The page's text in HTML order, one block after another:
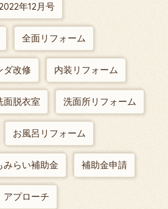
年12月号
全面リフォーム
ダ改修 内装リフォーム
面脱衣室 洗面所リフォーム
お風呂リフォーム
みらい補助金 補助金申請
アプローチ